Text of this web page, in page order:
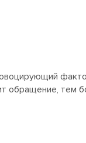
обращение, тем